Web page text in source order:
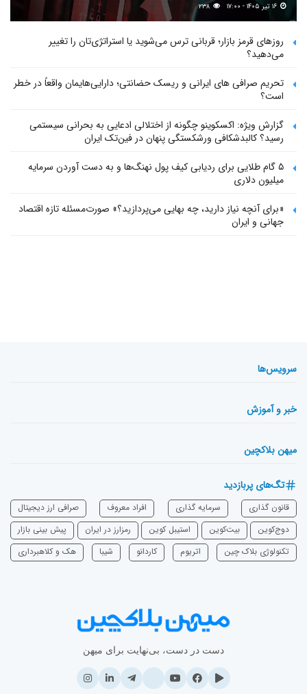
۲۳۸
روزهای قرمز بازار؛ قربانی ترس می‌شوید یا استراتژی‌تان را تغییر
می‌دهید؟
تحریم صرافی های ایرانی و ریسک حضانتی؛ دارایی‌هایمان واقعاً در خطر
است؟
گزارش ویژه: اکسکوینو چگونه از اختلالی ادعایی به بحرانی سیستمی
رسید؟ کالبدشکافی ورشکستگی پنهان در فین‌تک ایران
۵ گام طلایی برای ردیابی کیف پول‌ نهنگ‌ها و به دست آوردن سرمایه
میلیون دلاری
«برای آنچه نیاز دارید، چه بهایی می‌پردازید؟» صورت‌مسئله تازه اقتصاد
جهانی و ایران
سرویس‌ها
خبر و آموزش
میهن بلاکچین
تگ‌های پربازدید
قانون گذاری سرمایه‌ گذاری افراد معروف
صرافی ارز دیجیتال
دوج‌کوین
بیت‌کوین استیبل کوین رمزارز در ایران
پیش بینی بازار
تکنولوژی بلاک چین
اتریوم ‌کاردانو شیبا هک و کلاهبرداری
دست در دست، بی‌نهایت برای میهن